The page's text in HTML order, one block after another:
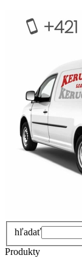
hľadať
Produkty